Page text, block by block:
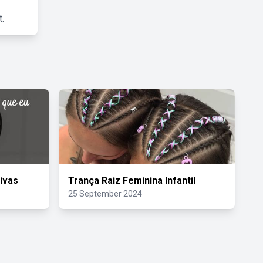
Trança Raiz Feminina Infantil
25 September 2024